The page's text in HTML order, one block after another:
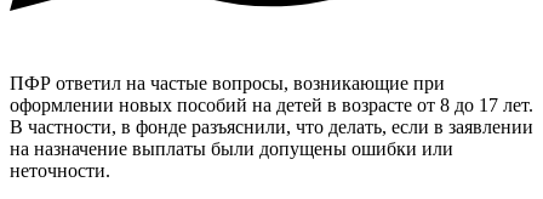
ПФР ответил на частые вопросы, возникающие при
оформлении новых пособий на детей в возрасте от 8 до 17 лет.
В частности, в фонде разъяснили, что делать, если в заявлении
на назначение выплаты были допущены ошибки или
неточности.